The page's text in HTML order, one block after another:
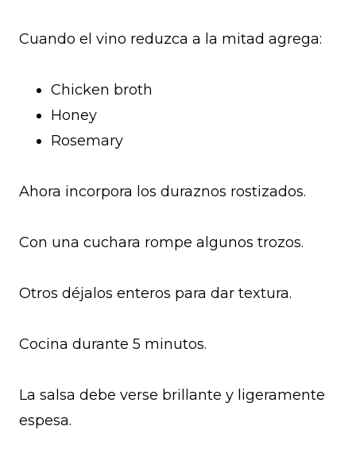
Cuando el vino reduzca a la mitad agrega:
Chicken broth
Honey
Rosemary
Ahora incorpora los duraznos rostizados.
Con una cuchara rompe algunos trozos.
Otros déjalos enteros para dar textura.
Cocina durante 5 minutos.
La salsa debe verse brillante y ligeramente
espesa.